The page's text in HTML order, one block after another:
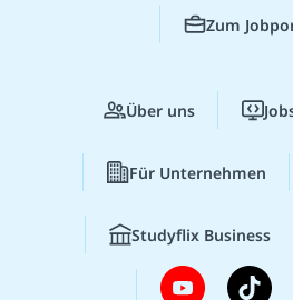
Zum
Über uns
Für Unternehmen
Studyflix Business